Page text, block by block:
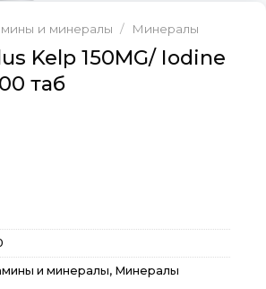
и минералы / Минералы
Kelp 150MG/ Iodine
таб
и минералы, Минералы